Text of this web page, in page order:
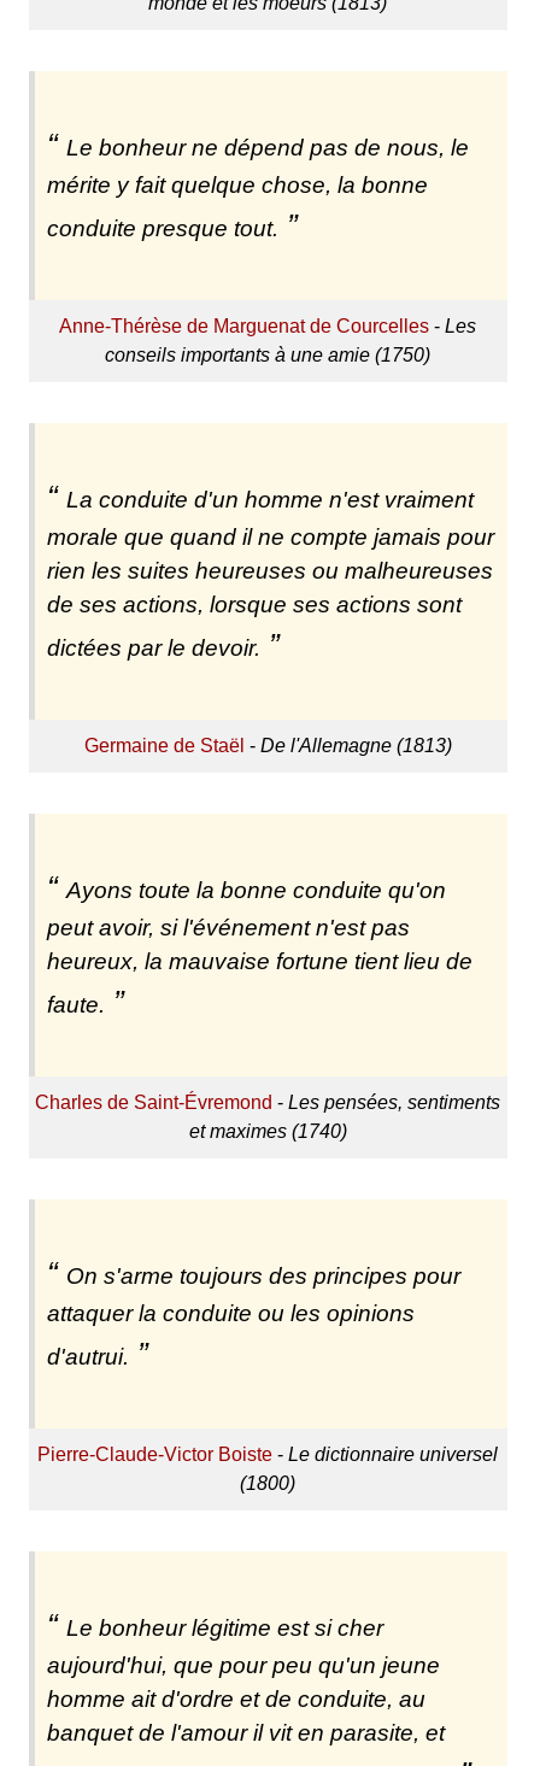
Le bonheur ne dépend pas de nous, le
mérite y fait quelque chose, la bonne
conduite presque tout.
Anne-Thérèse de Marguenat de Courcelles -Les
conseils importants à une amie (1750)
La conduite d'un homme n'est vraiment
morale que quand il ne compte jamais pour
rien les suites heureuses ou malheureuses
de ses actions, lorsque ses actions sont
dictées par le devoir.
Germaine de Staël - De l'Allemagne (1813)
Ayons toute la bonne conduite qu'on
peut avoir, si l'événement n'est pas
heureux, la mauvaise fortune tient lieu de
faute.
Charles de Saint-Évremond -Les pensées, sentiments
et maximes (1740)
On s'arme toujours des principes pour
attaquer la conduite ou les opinions
d'autrui.
Pierre-Claude-Victor Boiste -Le dictionnaire universel
(1800)
Le bonheur légitime est si cher
aujourd'hui, que pour peu qu'un jeune
homme ait d'ordre et de conduite, au
banquet de l'amour il vit en parasite, et